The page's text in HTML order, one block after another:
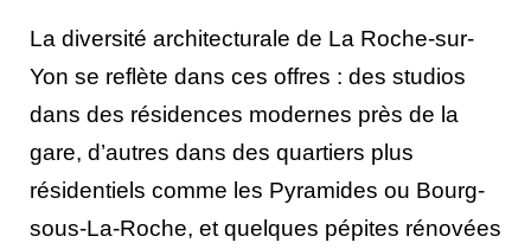
La diversité architecturale de La Roche-sur-
Yon se reflète dans ces offres : des studios
dans des résidences modernes près de la
gare, d’autres dans des quartiers plus
résidentiels comme les Pyramides ou Bourg-
sous-La-Roche, et quelques pépites rénovées